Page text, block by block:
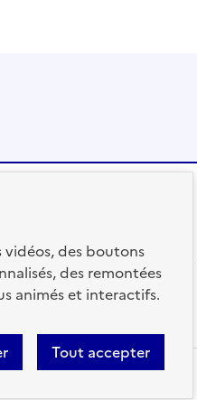
vidéos, des boutons
des remontées
animés et interactifs.
Tout accepter
légales Données personnelles